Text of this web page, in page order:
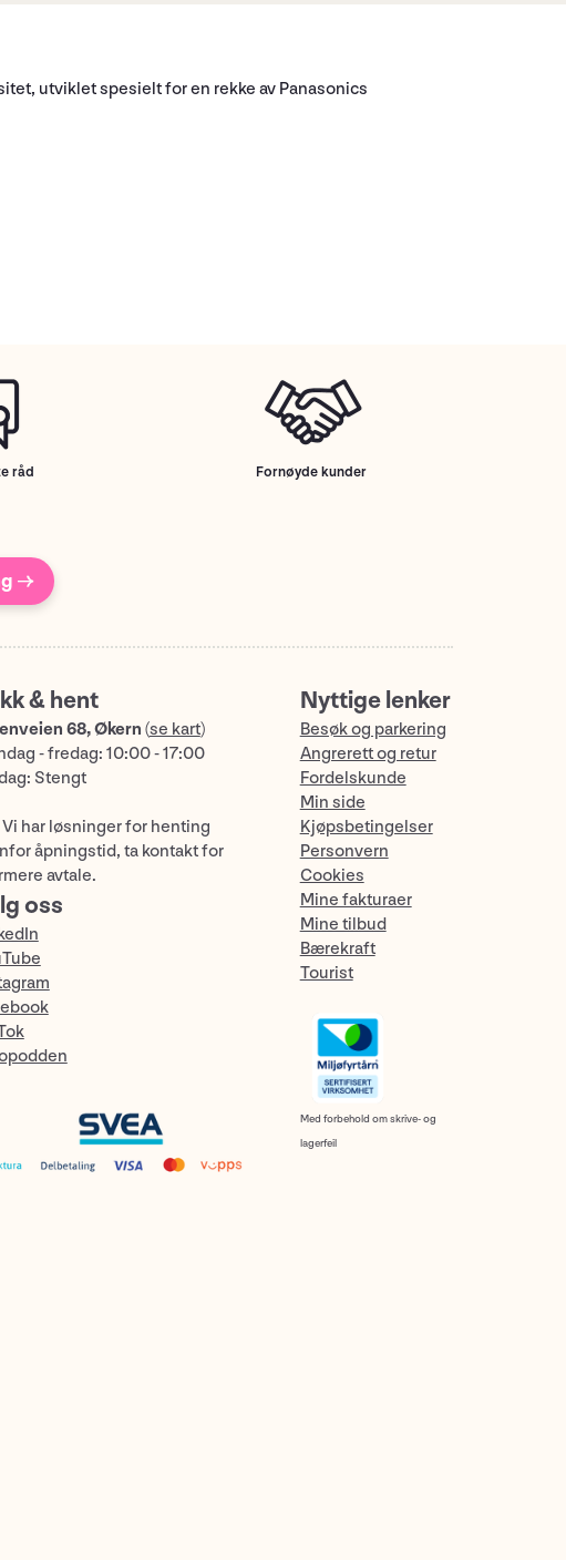
, utviklet spesielt for en rekke av Panasonics
råd Fornøyde kunder
→
& hent
68, Økern (se kart)
- fredag: 10:00 - 17:00
Stengt
har løsninger for henting
åpningstid, ta kontakt for
avtale.
oss
Nyttige lenker
Besøk og parkering
Angrerett og retur
Fordelskunde
Min side
Kjøpsbetingelser
Personvern
Cookies
Mine fakturaer
Mine tilbud
Bærekraft
Tourist
Med forbehold om skrive- og
lagerfeil